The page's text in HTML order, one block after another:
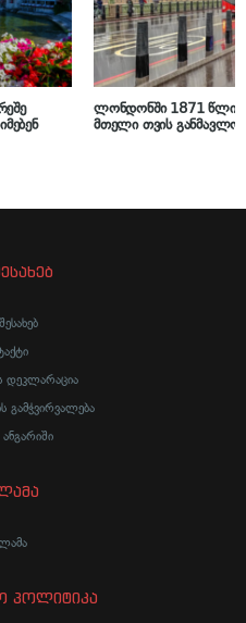
ლონდონში 1871 წლის
მთელი თვის
დეკლარაცია
გამჭვირვალება
პოლიტიკა